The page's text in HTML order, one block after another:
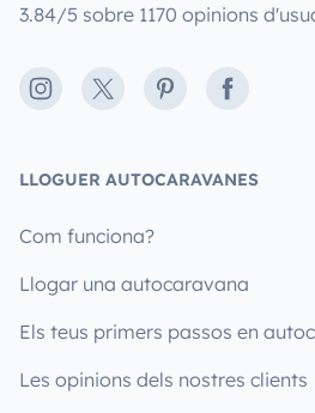
3.84/5 sobre 1170 opinions
Instagram
X PinterestFacebook
LLOGUER AUTOCARAVANES
Com funciona?
Llogar una autocaravana
Els teus primers passos en
Les opinions dels nostres clients